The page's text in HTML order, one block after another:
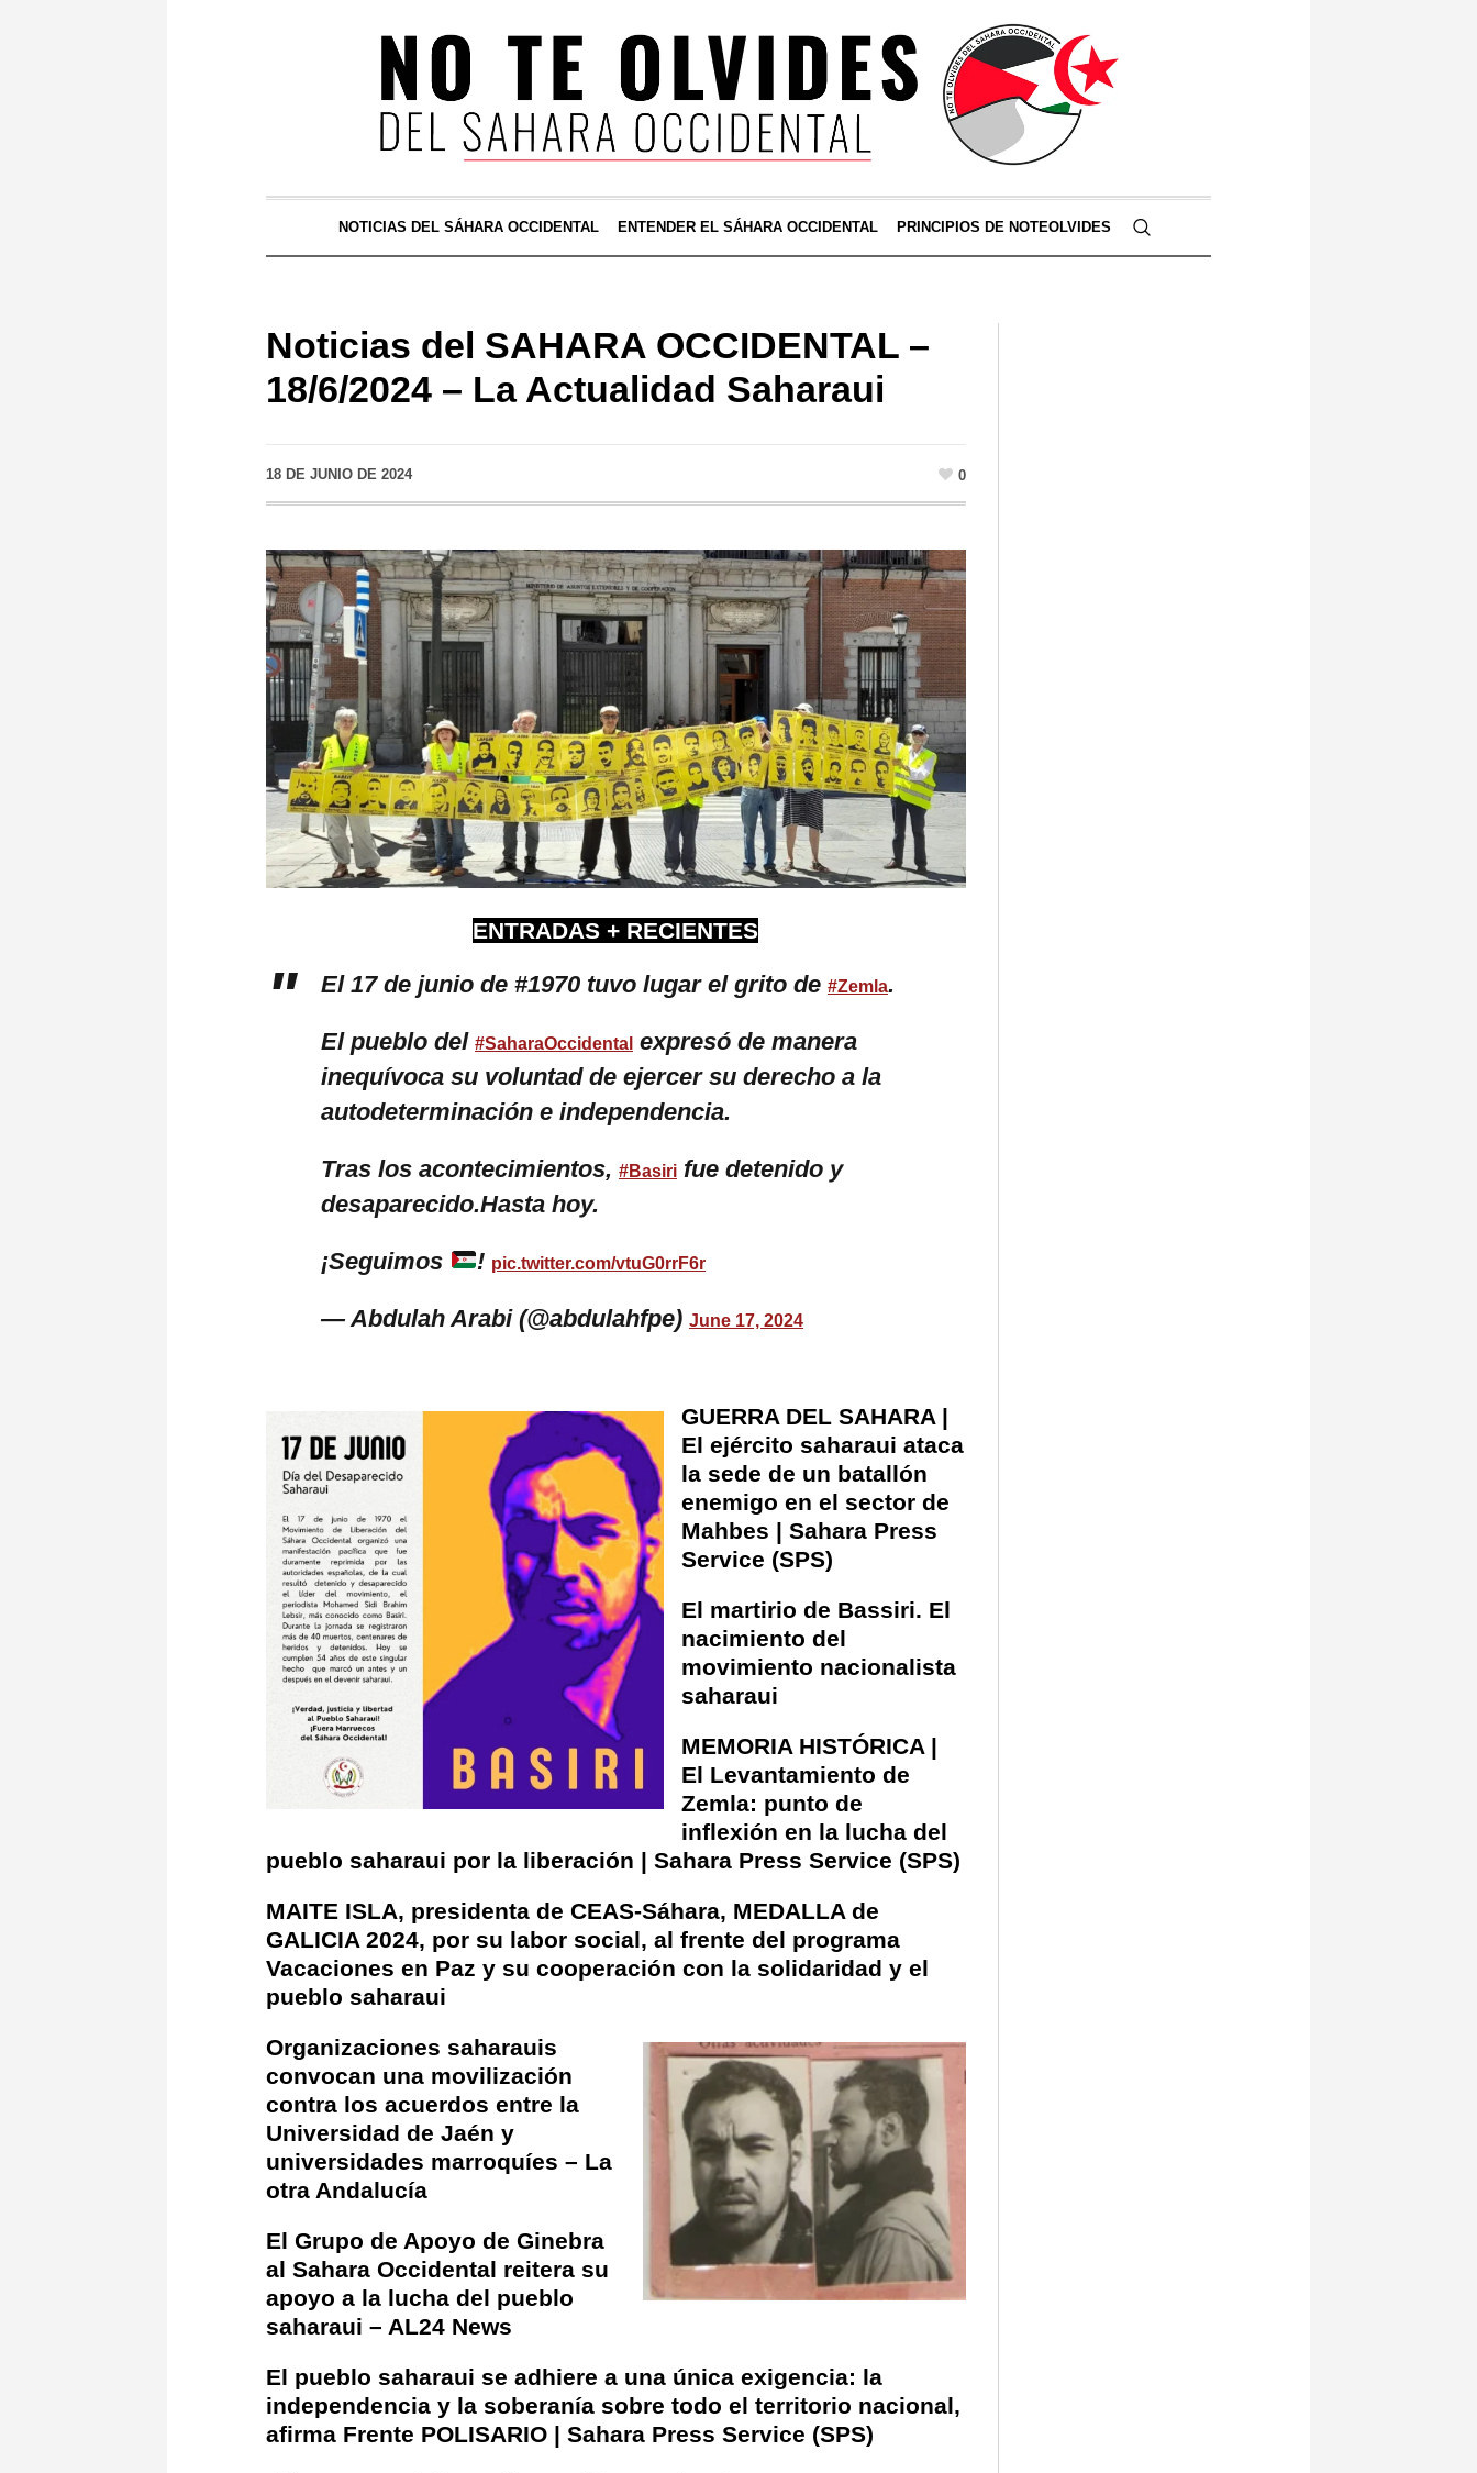
NOTICIAS DEL SÁHARA OCCIDENTAL ENTENDER EL SÁHARA OCCIDENTAL PRINCIPIOS DE NOTEOLVIDES
Noticias del SAHARA OCCIDENTAL –
18/6/2024 – La Actualidad Saharaui
18 DE JUNIO DE 2024 0
ENTRADAS + RECIENTES
El 17 de junio de #1970 tuvo lugar el grito de #Zemla.
El pueblo del #SaharaOccidental expresó de manera
inequívoca su voluntad de ejercer su derecho a la
autodeterminación e independencia.
Tras los acontecimientos, #Basiri fue detenido y
desaparecido.Hasta hoy.
¡Seguimos ! pic.twitter.com/vtuG0rrF6r
— Abdulah Arabi (@abdulahfpe) June 17, 2024
GUERRA DEL SAHARA |
El ejército saharaui ataca
la sede de un batallón
enemigo en el sector de
Mahbes | Sahara Press
Service (SPS)
El martirio de Bassiri. El
nacimiento del
movimiento nacionalista
saharaui
MEMORIA HISTÓRICA |
El Levantamiento de
Zemla: punto de
inflexión en la lucha del
pueblo saharaui por la liberación | Sahara Press Service (SPS)
MAITE ISLA, presidenta de CEAS-Sáhara, MEDALLA de
GALICIA 2024, por su labor social, al frente del programa
Vacaciones en Paz y su cooperación con la solidaridad y el
pueblo saharaui
Organizaciones saharauis
convocan una movilización
contra los acuerdos entre la
Universidad de Jaén y
universidades marroquíes – La
otra Andalucía
El Grupo de Apoyo de Ginebra
al Sahara Occidental reitera su
apoyo a la lucha del pueblo
saharaui – AL24 News
El pueblo saharaui se adhiere a una única exigencia: la
independencia y la soberanía sobre todo el territorio nacional,
afirma Frente POLISARIO | Sahara Press Service (SPS)